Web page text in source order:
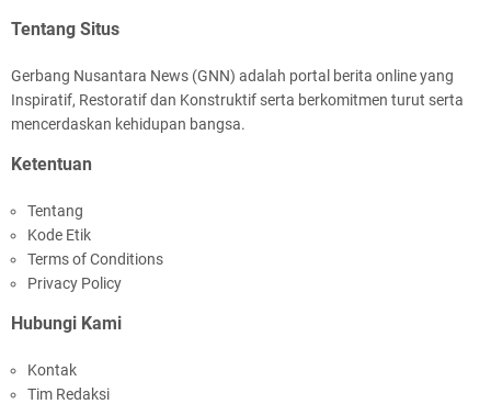
Tentang Situs
Gerbang Nusantara News (GNN) adalah portal berita online yang
Inspiratif, Restoratif dan Konstruktif serta berkomitmen turut serta
mencerdaskan kehidupan bangsa.
Ketentuan
Tentang
Kode Etik
Terms of Conditions
Privacy Policy
Hubungi Kami
Kontak
Tim Redaksi